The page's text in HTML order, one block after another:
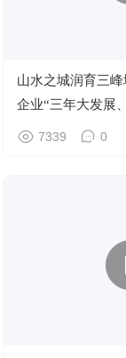
山水之城润育三
企业“三年大发展
征程。
7339 0